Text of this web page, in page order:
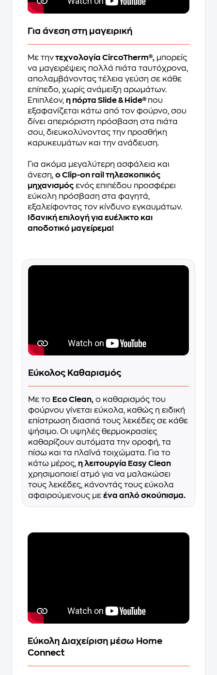
Για άνεση στη μαγειρική
Με τηντεχνολογία CircoTherm®, μπορείς
να μαγειρέψεις πολλά πιάτα ταυτόχρονα,
απολαμβάνοντας τέλεια γεύση σε κάθε
επίπεδο, χωρίς ανάμειξη αρωμάτων.
Επιπλέον, η πόρτα Slide & Hide® που
εξαφανίζεται κάτω από τον φούρνο, σου
δίνει απεριόριστη πρόσβαση στα πιάτα
σου, διευκολύνοντας την προσθήκη
καρυκευμάτων και την ανάδευση.
Για ακόμα μεγαλύτερη ασφάλεια και
άνεση, ο Clip-on rail τηλεσκοπικός
μηχανισμός ενός επιπέδου προσφέρει
εύκολη πρόσβαση στα φαγητά,
εξαλείφοντας τον κίνδυνο εγκαυμάτων.
Ιδανική επιλογή για ευέλικτο και
αποδοτικό μαγείρεμα!
Εύκολος Καθαρισμός
Με το Eco Clean, ο καθαρισμός του
φούρνου γίνεται εύκολα, καθώς η ειδική
επίστρωση διασπά τους λεκέδες σε κάθε
ψήσιμο. Οι υψηλές θερμοκρασίες
καθαρίζουν αυτόματα την οροφή, τα
πίσω και τα πλαϊνά τοιχώματα. Για το
κάτω μέρος, η λειτουργία Easy Clean
χρησιμοποιεί ατμό για να μαλακώσει
τους λεκέδες, κάνοντάς τους εύκολα
αφαιρούμενους με ένα απλό σκούπισμα.
Εύκολη Διαχείριση μέσω Home
Connect